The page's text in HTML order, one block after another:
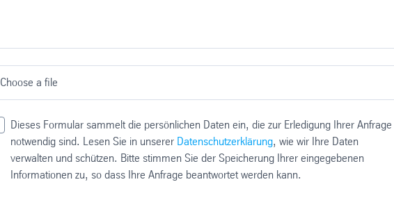
Choose a file
Dieses Formular sammelt die persönlichen Daten ein, die zur Erledigung Ihrer Anfrage
notwendig sind. Lesen Sie in unserer Datenschutzerklärung, wie wir Ihre Daten
verwalten und schützen. Bitte stimmen Sie der Speicherung Ihrer eingegebenen
Informationen zu, so dass Ihre Anfrage beantwortet werden kann.